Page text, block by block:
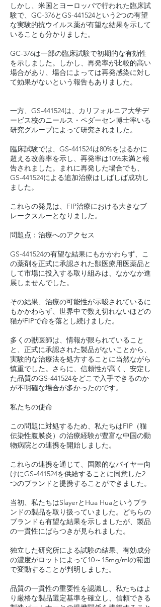
しかし、米国とヨーロッパで行われた臨床試
験で、GC-376とGS-441524という2つの有望
な実験的抗ウイルス薬が有望な結果を示して
いることも分かりました。
GC-376は一部の臨床試験で初期的な有効性
を示しました。しかし、再発率が比較的高い
場合があり、場合によっては再発感染に対し
て効果がないという報告もありました。
一方、GS-441524は、カリフォルニア大学デ
ービス校のニールス・ペダーセン博士率いる
研究グループによって研究されました。
臨床試験では、GS-441524は80%をはるかに
超える改善率を示し、再発率は10%未満と報
告されました。まれに再発した場合でも、
GS-441524による追加治療はしばしば成功し
ました。
これらの発見は、FIP治療における大きなブ
レークスルーとなりました。
問題点：治療へのアクセス
GS-441524の有望な結果にもかかわらず、こ
の薬剤を正式に承認された獣医療用医薬品と
して市場に投入する取り組みは、なかなか進
展しませんでした。
その結果、治療の可能性が示唆されているに
もかかわらず、世界中で数え切れないほどの
猫がFIPで命を落とし続けました。
多くの獣医師は、情報が限られていること
と、正式に承認された製品がないことから、
実験的な治療法を処方することに当然ながら
慎重でした。さらに、信頼性が高く、安定し
た品質のGS-441524をどこで入手できるのか
が不明確な場合が多かったのです。
私たちの使命
この問題に対処するため、私たちはFIP（猫
伝染性腹膜炎）の治療経験が豊富な中国の動
物病院との連携を開始しました。
これらの連携を通じて、国際的なバイヤー向
けにGS-441524を供給することに同意した2
つのブランドと提携することができました。
当初、私たちはSlayerとHua Huaというブラ
ンドの製品を取り扱っていました。どちらの
ブランドも有望な結果を示しましたが、製品
の一貫性にばらつきが見られました。
独立した研究所による試験の結果、有効成分
の濃度がロットによって10～15mg/mlの範囲
で変動することが判明しました。
品質の一貫性の重要性を認識し、私たちはよ
り厳格な製品選定基準を確立し、信頼できる